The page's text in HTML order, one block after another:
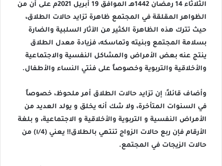
الثلاثاء 14 رمضان 1442هـ الموافق 19 أبريل 2021م على أن من
الظواهر المقلقة في المجتمع ظاهرة تزايد حالات الطلاق،
حيث تترك هذه الظاهرة الكثير من الآثار السلبية والضارة
بسلامة المجتمع وبنيته وتماسكه، فزيادة معدل الطلاق
ينتج عنه بعض الأمراض والمشاكل النفسية والاجتماعية
والأخلاقية والتربوية وخصوصاً على فئتي النساء والأطفال.
وأضاف قائلاً: إن تزايد حالات الطلاق أمر ملحوظ، خصوصاً
في السنوات المتأخرة، ولا شك أنه يخلق و يولد العديد من
الأمراض النفسية و التربوية والأخلاقية و الاجتماعية، و بلغة
الأرقام فإن ربع حالات الزواج تنتهي بالطلاق!! يعني (١/4) من
حالات الزيجات في المجتمع.